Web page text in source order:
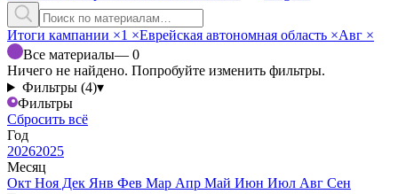
Итоги кампании ×1 ×Еврейская автономная область ×Авг ×
Все материалы— 0
Ничего не найдено. Попробуйте изменить фильтры.
Фильтры (4)▾
Фильтры
Сбросить всё
Год
20262025
Месяц
Окт Ноя Дек Янв Фев Мар Апр Май Июн Июл Авг Сен